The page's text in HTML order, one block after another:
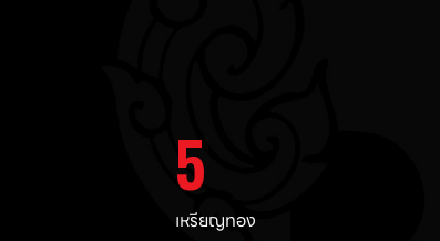
5
เหรียญทอง